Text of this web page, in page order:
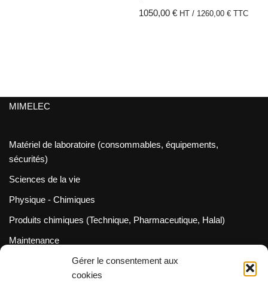
Gérer le consentement aux
cookies
1050,00€ HT / 1260,00€ TTC
MIMELEC
Matériel de laboratoire (consommables, équipements,
sécurités)
Sciences de la vie
Physique - Chimiques
Produits chimiques (Technique, Pharmaceutique, Halal)
Maintenance
Métrologie (Cofrac / Dakks)